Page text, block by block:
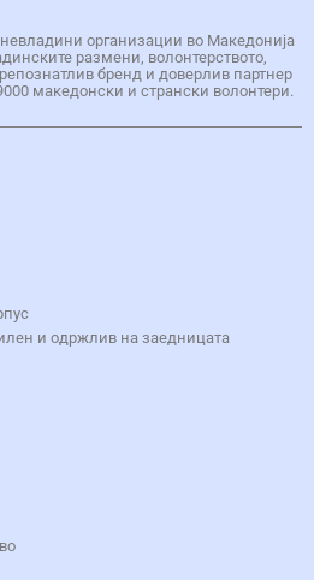
организации во Македонија
размени, волонтерството,
бренд и доверлив партнер
македонски и странски волонтери.
и одржлив на заедницата